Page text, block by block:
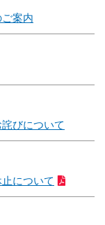
案内
びについて
について